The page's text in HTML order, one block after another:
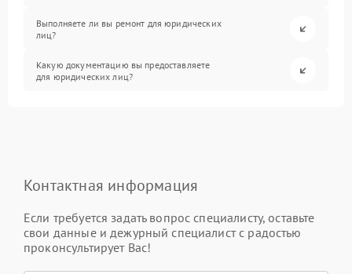
Выполняете ли вы ремонт для юридических
лиц?
Какую документацию вы предоставляете
для юридических лиц?
Контактная информация
Если требуется задать вопрос специалисту, оставьте
свои данные и дежурный специалист с радостью
проконсультирует Вас!